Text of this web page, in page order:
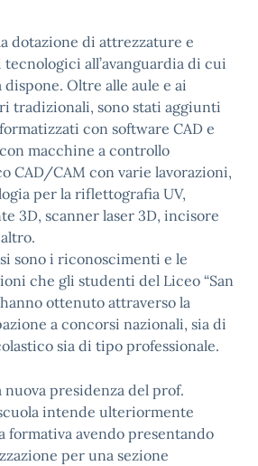
dotazione di attrezzature e
all’avanguardia di cui
dispone. Oltre alle aule e ai
tradizionali, sono stati aggiunti
con software CAD e
macchine a controllo
CAD/CAM con varie lavorazioni,
per la riflettografia UV,
3D, scanner laser 3D, incisore
sono i riconoscimenti e le
che gli studenti del Liceo “San
ottenuto attraverso la
a concorsi nazionali, sia di
sia di tipo professionale.
nuova presidenza del prof.
intende ulteriormente
formativa avendo presentando
per una sezione